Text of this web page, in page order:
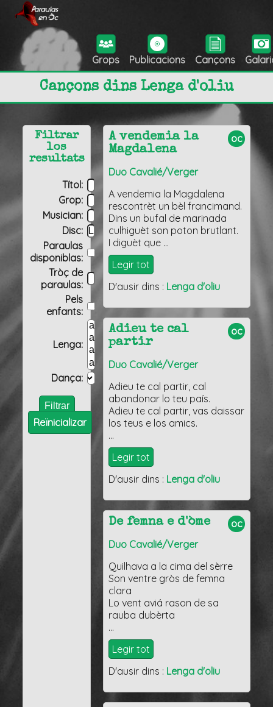
Grops Publicacions Cançons
Cançons dins Lenga d'oliu
oc
A vendemia la
Magdalena
Duo Cavalié/Verger
A vendemia la Magdalena
rescontrèt un bèl francimand.
Dins un bufal de marinada
culhiguèt son poton brutlant.
I diguèt que …
Legir tot
D'ausir dins : Lenga d'oliu
oc
Adieu te cal
partir
Duo Cavalié/Verger
Adieu te cal partir, cal
abandonar lo teu país.
Adieu te cal partir, vas daissar
los teus e los amics.
…
Legir tot
D'ausir dins : Lenga d'oliu
oc
De femna e d'òme
Duo Cavalié/Verger
Quilhava a la cima del sèrre
Son ventre gròs de femna
clara
Lo vent aviá rason de sa
rauba dubèrta
…
Legir tot
D'ausir dins : Lenga d'oliu
Filtrar
los
resultats
Títol:
Grop:
Musician:
Disc:
Paraulas
disponiblas:
Tròç de
paraulas:
Pels
enfants:
Lenga:
Dança:
Reïnicializar